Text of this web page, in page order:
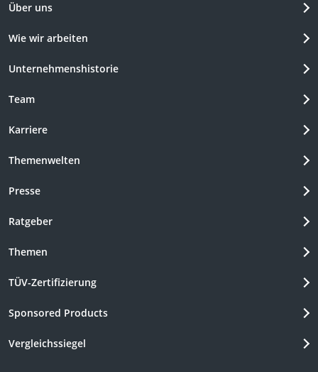
Über uns
Wie wir arbeiten
Unternehmenshistorie
Team
Karriere
Themenwelten
Presse
Ratgeber
Themen
TÜV-Zertifizierung
Sponsored Products
Vergleichssiegel